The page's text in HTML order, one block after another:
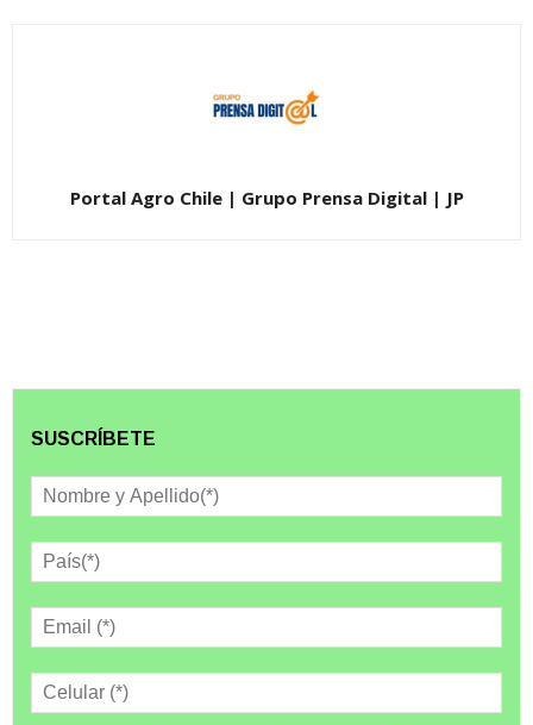
Portal Agro Chile | Grupo Prensa Digital | JP
SUSCRÍBETE